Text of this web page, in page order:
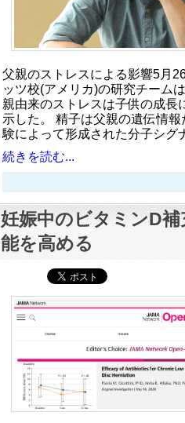
父親のストレスによる影響5月
ッツ校(アメリカ)の研究チーム
親由来のストレスは子供の成長
示した。 精子は父親の遺伝情
験によって形成された分子シグ
続きを読む...
妊娠中のビタミンD
能を高める